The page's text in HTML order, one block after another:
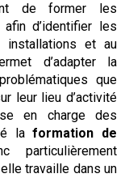
de former les
d’identifier les
installations et au
d’adapter la
que
leur lieu d’activité
en charge des
laformation de
particulièrement
travaille dans un